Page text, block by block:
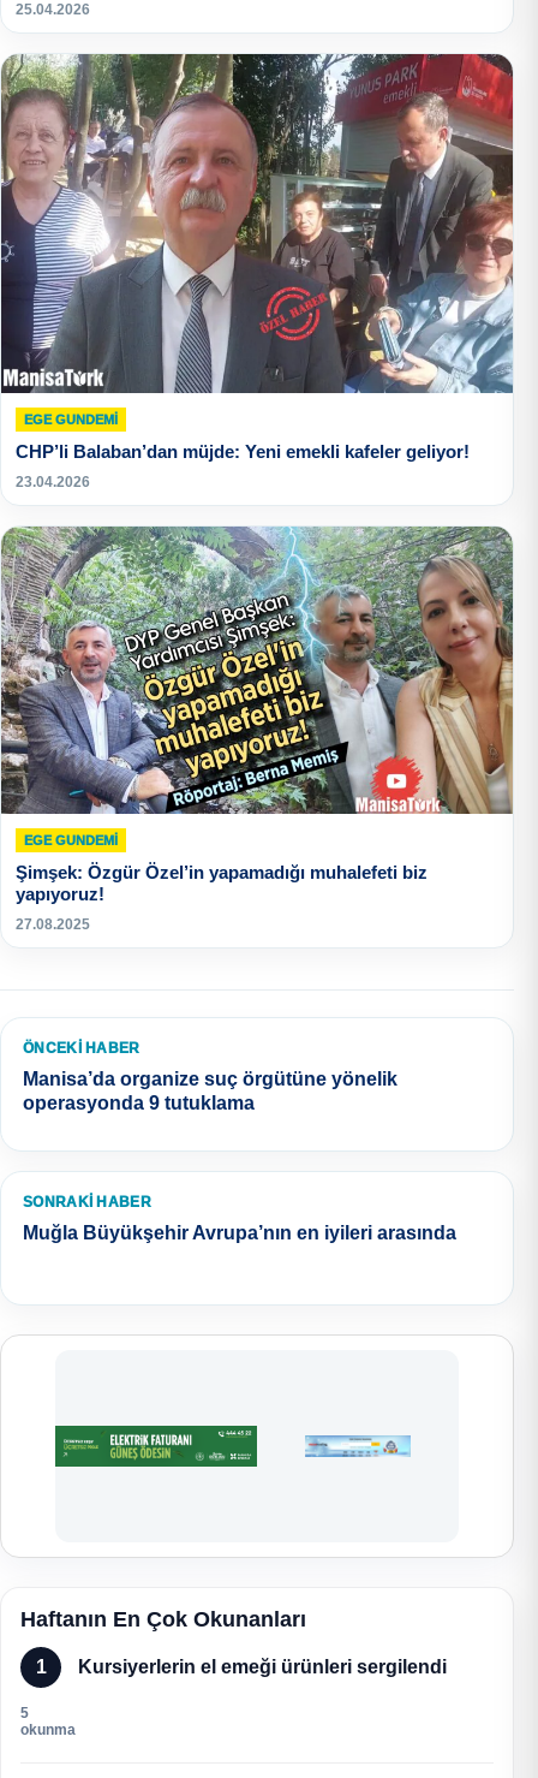
25.04.2026
EGE GUNDEMİ
CHP’li Balaban’dan müjde: Yeni emekli kafeler geliyor!
23.04.2026
EGE GUNDEMİ
Şimşek: Özgür Özel’in yapamadığı muhalefeti biz
yapıyoruz!
27.08.2025
ÖNCEKI HABER
Manisa’da organize suç örgütüne yönelik
operasyonda 9 tutuklama
SONRAKI HABER
Muğla Büyükşehir Avrupa’nın en iyileri arasında
Haftanın En Çok Okunanları
1 Kursiyerlerin el emeği ürünleri sergilendi
5
okunma